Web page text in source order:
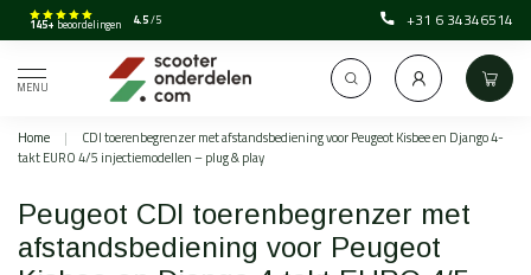
145+ beoordelingen 4.5/5 +31 6 34346514
MENU
Home |
CDI toerenbegrenzer met afstandsbediening voor Peugeot Kisbee en Django 4-
takt EURO 4/5 injectiemodellen – plug & play
Peugeot CDI toerenbegrenzer met
afstandsbediening voor Peugeot